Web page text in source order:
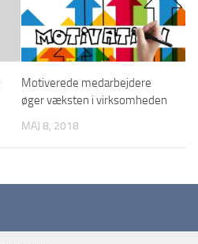
Motiverede medarbejdere
øger væksten i virksomheden
MAJ 8, 2018